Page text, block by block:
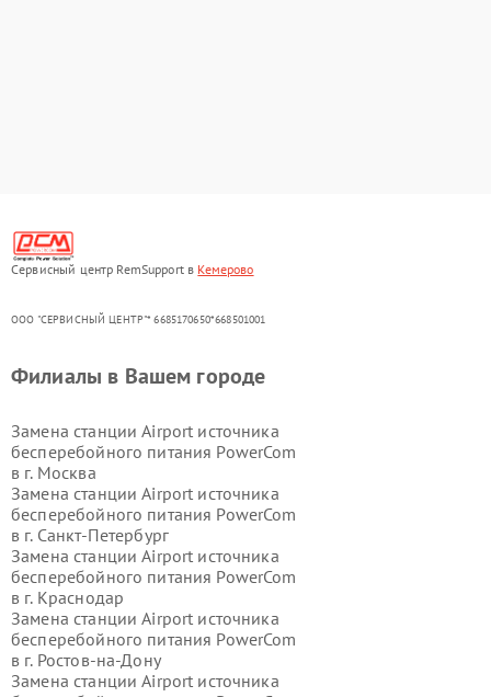
Сервисный центр RemSupport в Кемерово
ООО "СЕРВИСНЫЙ ЦЕНТР"* 6685170650*668501001
Филиалы в Вашем городе
Замена станции Airport источника
бесперебойного питания PowerCom
в г. Москва
Замена станции Airport источника
бесперебойного питания PowerCom
в г. Санкт-Петербург
Замена станции Airport источника
бесперебойного питания PowerCom
в г. Краснодар
Замена станции Airport источника
бесперебойного питания PowerCom
в г. Ростов-на-Дону
Замена станции Airport источника